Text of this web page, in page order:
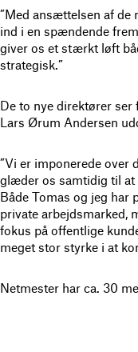
”Med ansættelsen af de
ind i en spændende
giver os et stærkt løft
strategisk.”
De to nye direktører ser
Lars Ørum Andersen
”Vi er imponerede over
glæder os samtidig til at
Både Tomas og jeg
private arbejdsmarked,
fokus på offentlige
meget stor styrke i at
Netmester har ca. 30